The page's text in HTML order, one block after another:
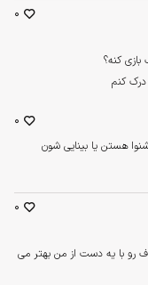
کنه؟
کنم
0
هستن یا بینایی شون
0
رو با یه دست از من بهتر می
0